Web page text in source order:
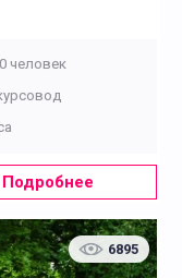
человек
Подробнее
6895